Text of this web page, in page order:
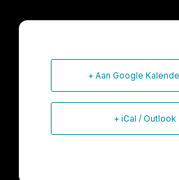
+ Aan Google
+ iCal /